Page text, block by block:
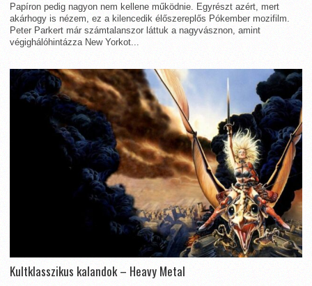
Papíron pedig nagyon nem kellene működnie. Egyrészt azért, mert
akárhogy is nézem, ez a kilencedik élőszereplős Pókember mozifilm.
Peter Parkert már számtalanszor láttuk a nagyvásznon, amint
végighálóhintázza New Yorkot...
Kultklasszikus kalandok – Heavy Metal